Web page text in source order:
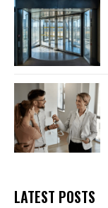
LATEST POSTS